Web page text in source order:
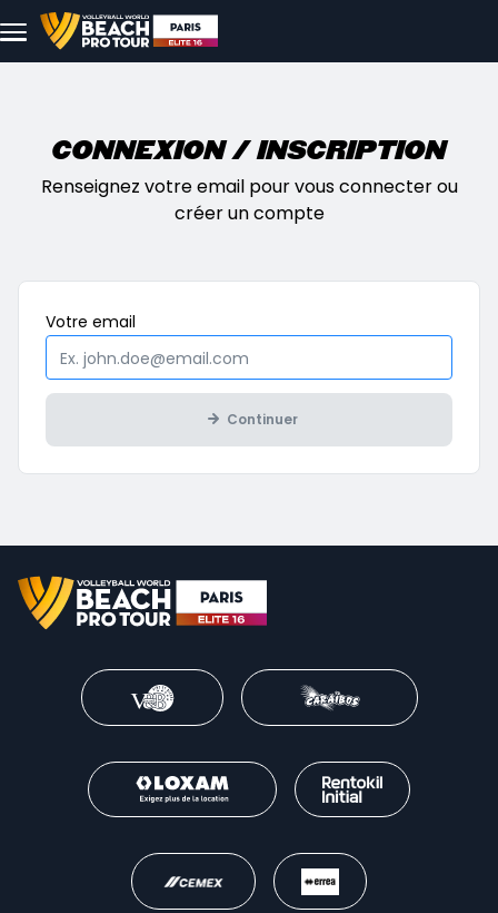
Aller au contenu principal
Connexion / Inscription
Renseignez votre email pour vous connecter ou
créer un compte
Votre email
Continuer